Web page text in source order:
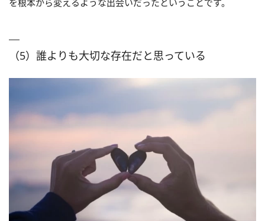
を根本から変えるような出会いだったということです。
（5）誰よりも大切な存在だと思っている